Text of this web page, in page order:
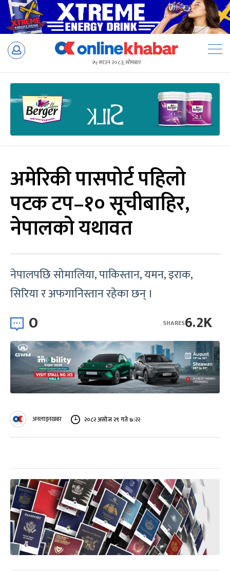
Skip
२५ साउन २०८३, सोमबार
अमेरिकी पासपोर्ट पहिलो
पटक टप–१० सूचीबाहिर,
नेपालको यथावत
नेपालपछि सोमालिया, पाकिस्तान, यमन, इराक,
सिरिया र अफगानिस्तान रहेका छन् ।
0 6.2K
SHARES
अनलाइनखबर २०८२ असोज २९ गते ७:२२